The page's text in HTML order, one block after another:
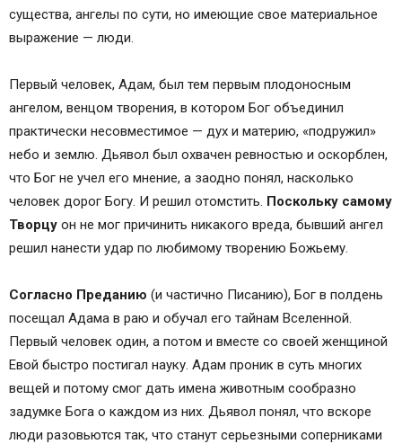
существа, ангелы по сути, но имеющие свое материальное
выражение — люди.
Первый человек, Адам, был тем первым плодоносным
ангелом, венцом творения, в котором Бог объединил
практически несовместимое — дух и материю, «подружил»
небо и землю. Дьявол был охвачен ревностью и оскорблен,
что Бог не учел его мнение, а заодно понял, насколько
человек дорог Богу. И решил отомстить. Поскольку самому
Творцу он не мог причинить никакого вреда, бывший ангел
решил нанести удар по любимому творению Божьему.
Согласно Преданию (и частично Писанию), Бог в полдень
посещал Адама в раю и обучал его тайнам Вселенной.
Первый человек один, а потом и вместе со своей женщиной
Евой быстро постигал науку. Адам проник в суть многих
вещей и потому смог дать имена животным сообразно
задумке Бога о каждом из них. Дьявол понял, что вскоре
люди разовьются так, что станут серьезными соперниками